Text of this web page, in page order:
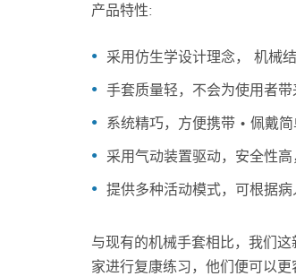
产品特性:
采用仿生学设计理念， 机械
手套质量轻，不会为使用者带
系统精巧，方便携带 • 佩戴
采用气动装置驱动，安全性
提供多种活动模式，可根据
与现有的机械手套相比，我们
家进行复康练习，他们便可以